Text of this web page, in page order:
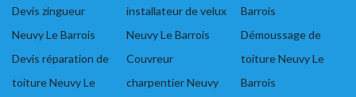
Devis zingueur
Neuvy Le Barrois
Devis réparation de
toiture Neuvy Le
installateur de velux
Neuvy Le Barrois
Couvreur
charpentier Neuvy
Barrois
Démoussage de
toiture Neuvy Le
Barrois